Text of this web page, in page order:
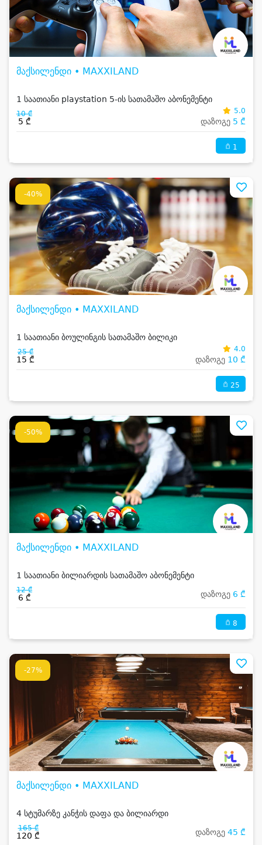
მაქსილენდი • MAXXILAND
1 საათიანი playstation 5-ის სათამაშო აბონემენტი
10 ₾
5 ₾
5.0
დაზოგე 5 ₾
1
-40%
მაქსილენდი • MAXXILAND
1 საათიანი ბოულინგის სათამაშო ბილიკი
25 ₾
15 ₾
4.0
დაზოგე 10 ₾
25
-50%
მაქსილენდი • MAXXILAND
1 საათიანი ბილიარდის სათამაშო აბონემენტი
12 ₾
6 ₾ დაზოგე 6 ₾
8
-27%
მაქსილენდი • MAXXILAND
4 სტუმარზე კანჭის დაფა და ბილიარდი
165 ₾
120 ₾ დაზოგე 45 ₾